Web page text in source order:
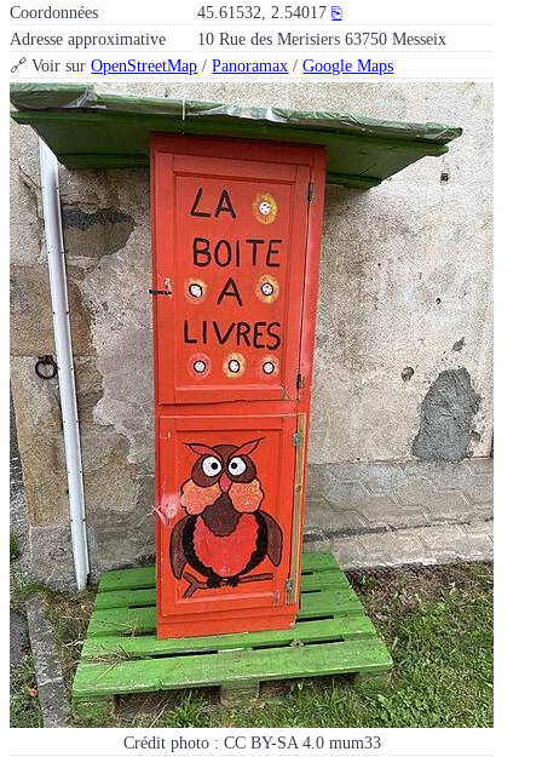
Coordonnées
45.61532, 2.54017 ⎘
Adresse approximative
10 Rue des Merisiers 63750 Messeix
🔗 Voir surOpenStreetMap /Panoramax /Google Maps
Crédit photo : CC BY-SA 4.0 mum33